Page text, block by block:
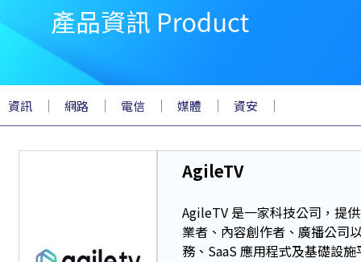
資訊 ｜ 網路 ｜ 電信 ｜ 媒體 ｜ 資安 ｜
AgileTV
AgileTV 是一家科技公司，提
業者、內容創作者、廣播公司
務、SaaS 應用程式及基礎設